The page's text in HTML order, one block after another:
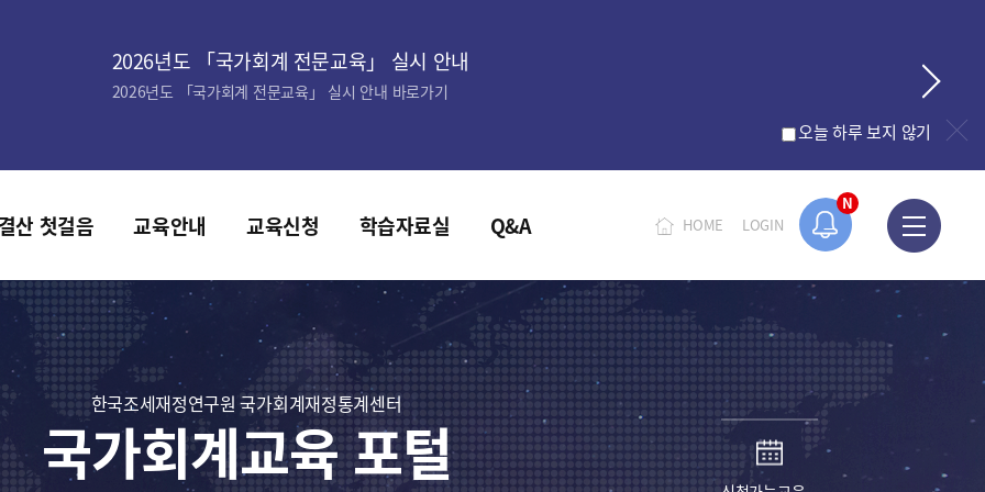
N
2026년도 「국가회계 전문교육」 실시 안내
2026년도 「국가회계 전문교육」 실시 안내 바로가기
오늘 하루 보지 않기
HOME LOGIN
산 첫걸음 교육안내 교육신청 학습자료실 Q&A
한국조세재정연구원 국가회계재정통계센터
국가회계교육 포털